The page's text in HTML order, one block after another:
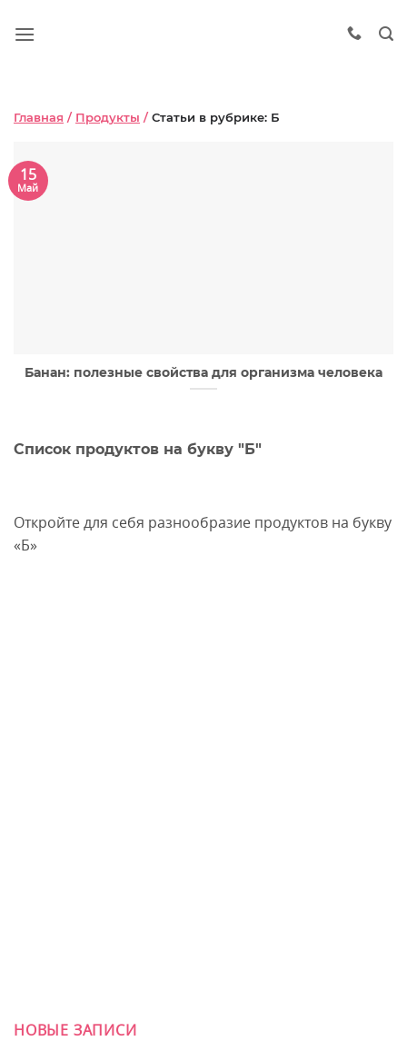
Главная / Продукты /Статьи в рубрике: Б
Банан: полезные свойства для организма человека
15
Май
Список продуктов на букву "Б"
Откройте для себя разнообразие продуктов на букву
«Б»
НОВЫЕ ЗАПИСИ